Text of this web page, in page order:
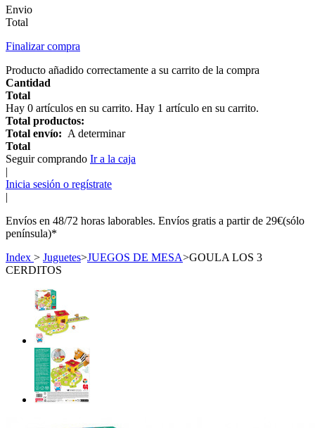
Envio
Total
Finalizar compra
Producto añadido correctamente a su carrito de la compra
Cantidad
Total
Hay 0 artículos en su carrito. Hay 1 artículo en su carrito.
Total productos:
Total envío: A determinar
Total
Seguir comprando Ir a la caja
|
Inicia sesión o regístrate
|
Envíos en 48/72 horas laborables. Envíos gratis a partir de 29€(sólo
península)*
Index > Juguetes>JUEGOS DE MESA>GOULA LOS 3
CERDITOS